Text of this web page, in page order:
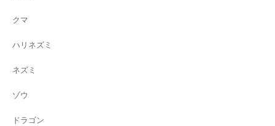
クマ
ハリネズミ
ネズミ
ゾウ
ドラゴン